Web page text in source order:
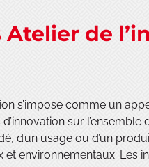
Atelier de
s’impose comme un
sur
d’un usage ou d’un
environnementaux. Les